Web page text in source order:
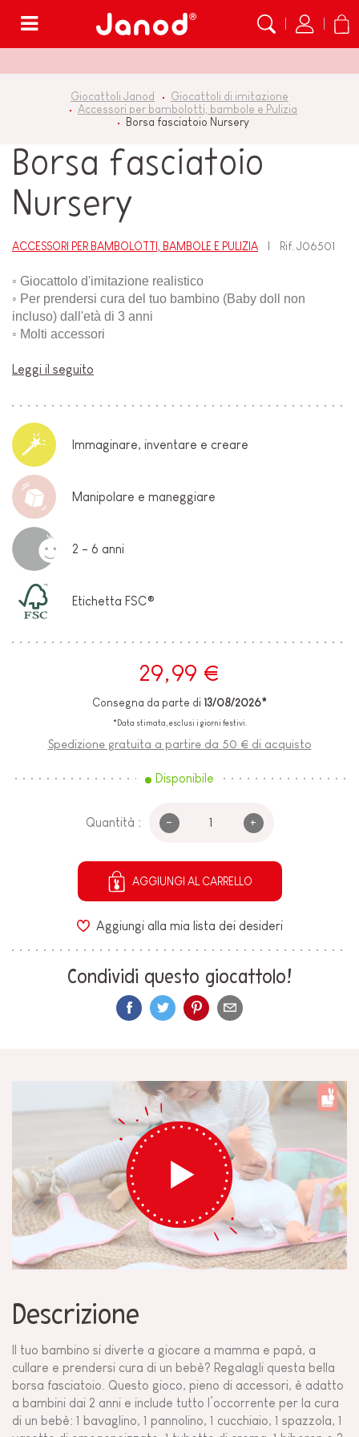
Giocattoli Janod
Giocattoli di imitazione
Accessori per bambolotti, bambole e Pulizia
Borsa fasciatoio Nursery
Borsa fasciatoio
Nursery
ACCESSORI PER BAMBOLOTTI, BAMBOLE E PULIZIA Rif.J06501
◦ Giocattolo d'imitazione realistico
◦ Per prendersi cura del tuo bambino (Baby doll non
incluso) dall'età di 3 anni
◦ Molti accessori
Leggi il seguito
Immaginare, inventare e creare
Manipolare e maneggiare
2 - 6 anni
Etichetta FSC®
29,99 €
Consegna da parte di 13/08/2026*
*Data stimata, esclusi i giorni festivi.
Spedizione gratuita a partire da 50 € di acquisto
Disponibile
Quantità : - +
AGGIUNGI AL CARRELLO
Aggiungi alla mia lista dei desideri
Condividi questo giocattolo!
Descrizione
Il tuo bambino si diverte a giocare a mamma e papà, a
cullare e prendersi cura di un bebè? Regalagli questa bella
borsa fasciatoio. Questo gioco, pieno di accessori, è adatto
a bambini dai 2 anni e include tutto l’occorrente per la cura
di un bebè: 1 bavaglino, 1 pannolino, 1 cucchiaio, 1 spazzola, 1